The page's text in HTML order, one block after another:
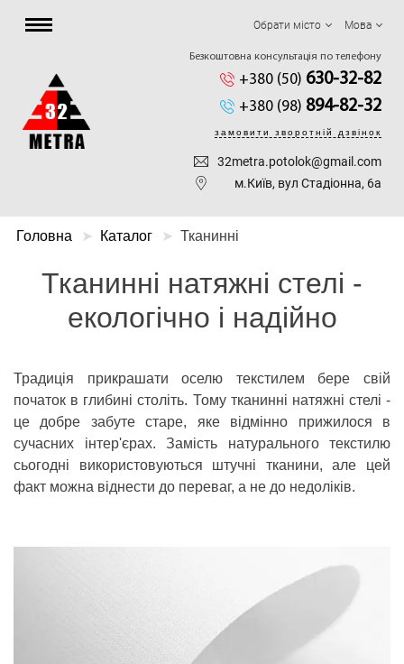
Обрати місто Мова
Безкоштовна консультація по телефону
+380 (50) 630-32-82
+380 (98) 894-82-32
замовити зворотній дзвінок
32metra.potolok@gmail.com
м.Київ, вул Стадіонна, 6а
Головна Каталог Тканинні
Тканинні натяжні стелі -
екологічно і надійно
Традиція прикрашати оселю текстилем бере свій
початок в глибині століть. Тому тканинні натяжні стелі -
це добре забуте старе, яке відмінно прижилося в
сучасних інтер'єрах. Замість натурального текстилю
сьогодні використовуються штучні тканини, але цей
факт можна віднести до переваг, а не до недоліків.